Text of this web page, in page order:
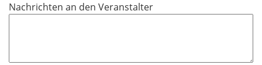
h
Nachrichten an den Veranstalter